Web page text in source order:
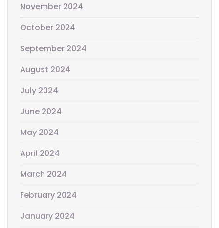
November 2024
October 2024
September 2024
August 2024
July 2024
June 2024
May 2024
April 2024
March 2024
February 2024
January 2024